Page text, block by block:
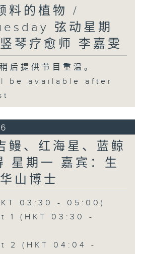
料的植物 /
弦动星期
琴疗愈师 李嘉雯
后提供节目重温。
be available after
鳗、红海星、蓝鲸
星期一 嘉宾：生
山博士
03:30 - 05:00)
1 (HKT 03:30 -
2 (HKT 04:04 -